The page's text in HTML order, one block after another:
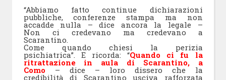
“Abbiamo fatto continue dichiarazioni
pubbliche, conferenze stampa ma non
accadde nulla – dice ancora la legale –
Non ci credevano ma credevano a
Scarantino.
Come quando chiesi la perizia
psichiatrica”. E ricorda: “Quando ci fu la
ritrattazione in aula di Scarantino, a
Como – dice – loro dissero che la
credibilità di Scarantino usciva rafforzata